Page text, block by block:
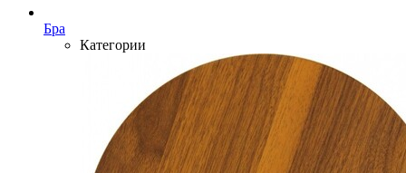
Бра
Категории